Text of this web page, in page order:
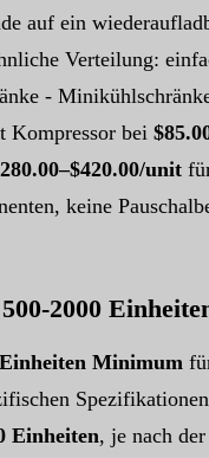
auf ein
Verteilung:
-
Kompressor bei
unitfür
keine
2000
Minimum
Einheiten, je nach